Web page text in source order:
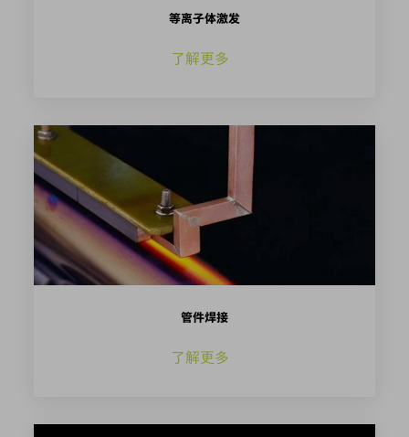
等离子体激发
了解更多
管件焊接
了解更多